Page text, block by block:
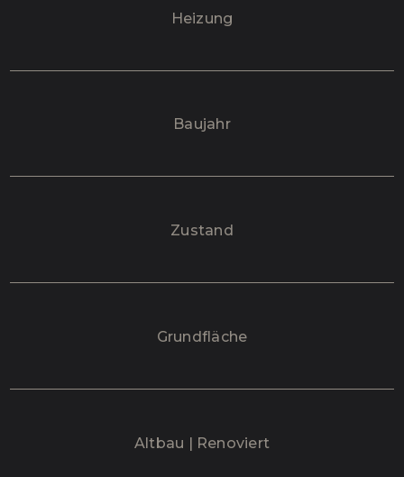
Heizung
Baujahr
Zustand
Grundfläche
Altbau | Renoviert